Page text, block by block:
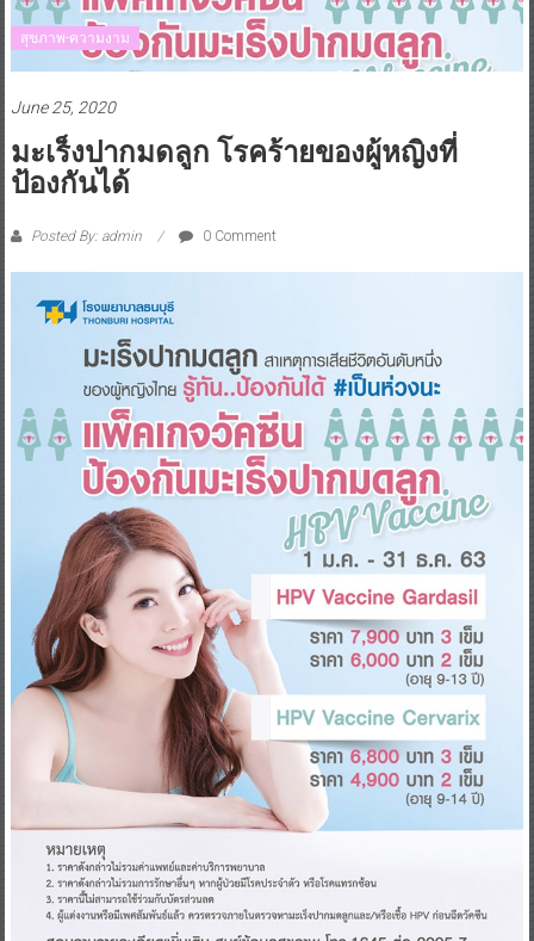
สุขภาพ-ความงาม
June 25, 2020
มะเร็งปากมดลูก โรคร้ายของผู้หญิงที่
ป้องกันได้
Posted By: admin 0 Comment